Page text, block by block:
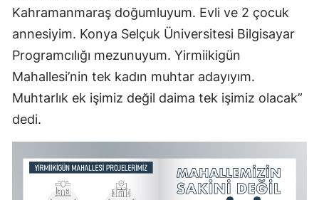
Kahramanmaraş doğumluyum. Evli ve 2 çocuk
annesiyim. Konya Selçuk Üniversitesi Bilgisayar
Programcılığı mezunuyum. Yirmiikigün
Mahallesi’nin tek kadın muhtar adayıyım.
Muhtarlık ek işimiz değil daima tek işimiz olacak”
dedi.